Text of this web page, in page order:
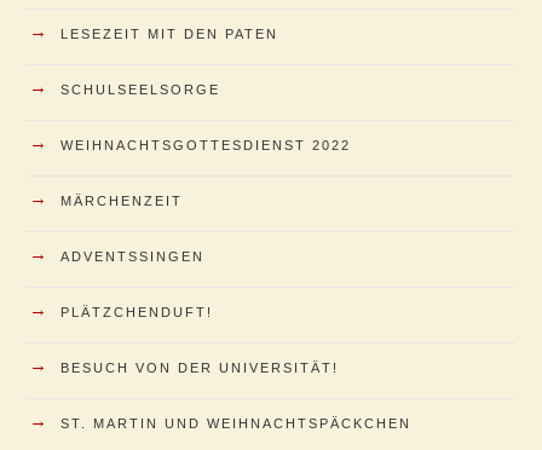
→ LESEZEIT MIT DEN PATEN
→ SCHULSEELSORGE
→ WEIHNACHTSGOTTESDIENST 2022
→ MÄRCHENZEIT
→ ADVENTSSINGEN
→ PLÄTZCHENDUFT!
→ BESUCH VON DER UNIVERSITÄT!
→ ST. MARTIN UND WEIHNACHTSPÄCKCHEN